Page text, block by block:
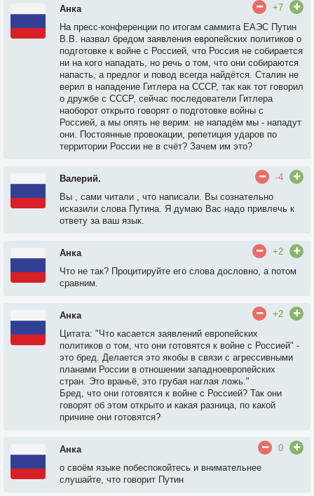
Анка
+7
На пресс-конференции по итогам саммита ЕАЭС Путин
В.В. назвал бредом заявления европейских политиков о
подготовке к войне с Россией, что Россия не собирается
ни на кого нападать, но речь о том, что они собираются
напасть, а предлог и повод всегда найдётся. Сталин не
верил в нападение Гитлера на СССР, так как тот говорил
о дружбе с СССР, сейчас последователи Гитлера
наоборот открыто говорят о подготовке войны с
Россией, а мы опять не верим: не нападём мы - нападут
они. Постоянные провокации, репетиция ударов по
территории России не в счёт? Зачем им это?
Валерий.
-4
Вы , сами читали , что написали. Вы сознательно
исказили слова Путина. Я думаю Вас надо привлечь к
ответу за ваш язык.
Анка
+2
Что не так? Процитируйте его слова дословно, а потом
сравним.
Анка
+2
Цитата: "Что касается заявлений европейских
политиков о том, что они готовятся к войне с Россией" -
это бред. Делается это якобы в связи с агрессивными
планами России в отношении западноевропейских
стран. Это враньё, это грубая наглая ложь."
Бред, что они готовятся к войне с Россией? Так они
говорят об этом открыто и какая разница, по какой
причине они готовятся?
Анка
0
о своём языке побеспокойтесь и внимательнее
слушайте, что говорит Путин